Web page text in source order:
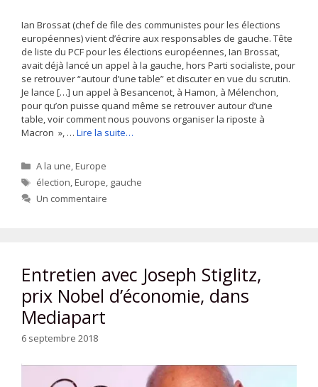
Ian Brossat (chef de file des communistes pour les élections
européennes) vient d’écrire aux responsables de gauche. Tête
de liste du PCF pour les élections européennes, Ian Brossat,
avait déjà lancé un appel à la gauche, hors Parti socialiste, pour
se retrouver “autour d’une table” et discuter en vue du scrutin.
Je lance […] un appel à Besancenot, à Hamon, à Mélenchon,
pour qu’on puisse quand même se retrouver autour d’une
table, voir comment nous pouvons organiser la riposte à
Macron », … Lire la suite…
Catégories
A la une,Europe
Étiquettes
élection,Europe, gauche
Un commentaire
Entretien avec Joseph Stiglitz,
prix Nobel d’économie, dans
Mediapart
6 septembre 2018